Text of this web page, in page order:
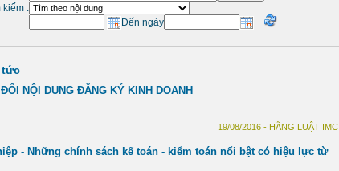
kiếm :
Đến ngày
tức
NỘI DUNG ĐĂNG KÝ KINH DOANH
19/08/2016 - HÃNG LUẬT IMC
- Những chính sách kế toán - kiểm toán nổi bật có hiệu lực từ